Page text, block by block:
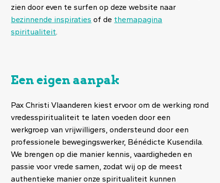
zien door even te surfen op deze website naar
bezinnende inspiraties of de themapagina
spiritualiteit.
Een eigen aanpak
Pax Christi Vlaanderen kiest ervoor om de werking rond
vredesspiritualiteit te laten voeden door een
werkgroep van vrijwilligers, ondersteund door een
professionele bewegingswerker, Bénédicte Kusendila.
We brengen op die manier kennis, vaardigheden en
passie voor vrede samen, zodat wij op de meest
authentieke manier onze spiritualiteit kunnen